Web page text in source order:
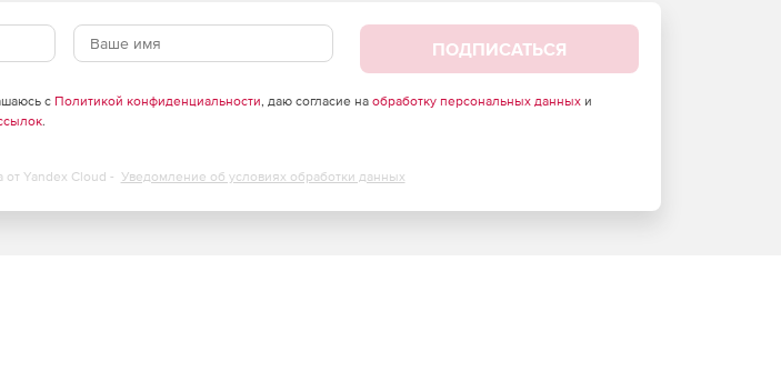
ПОДПИСАТЬСЯ
с Политикой конфиденциальности, даю согласие на обработку персональных данныхи
.
от Yandex Cloud - Уведомление об условиях обработки данных